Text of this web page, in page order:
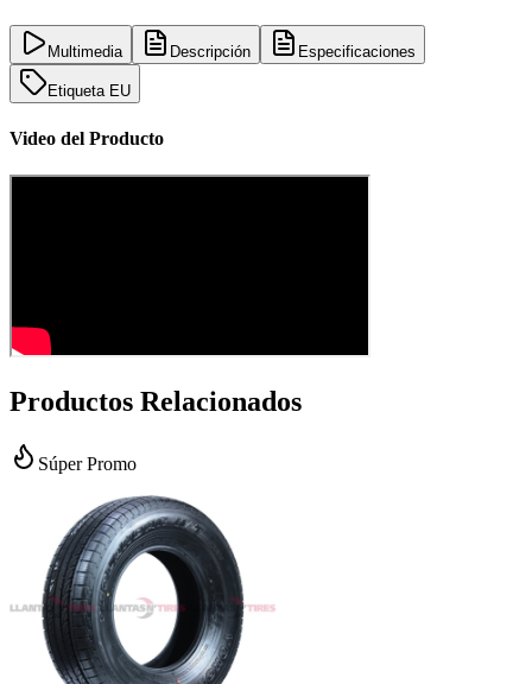
Multimedia Descripción Especificaciones
Etiqueta EU
Video del Producto
Productos Relacionados
Súper Promo